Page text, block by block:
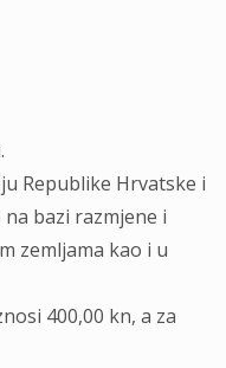
Republike Hrvatske i
bazi razmjene i
zemljama kao i u
400,00 kn, a za